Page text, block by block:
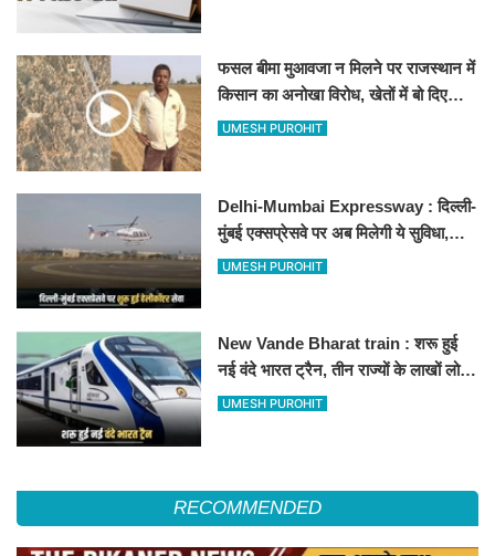
फसल बीमा मुआवजा न मिलने पर राजस्थान में
किसान का अनोखा विरोध, खेतों में बो दिए
500-500 रुपए के नोट, वीडियो वायरल
UMESH PUROHIT
Delhi-Mumbai Expressway : दिल्ली-
मुंबई एक्सप्रेसवे पर अब मिलेगी ये सुविधा,
हेलीकॉप्टर सर्विस से तुरंत घायल पहुंचेगा
UMESH PUROHIT
New Vande Bharat train : शरू हुई
नई वंदे भारत ट्रैन, तीन राज्यों के लाखों लोगों
का सफर होगा आसान, देखें पूरा रूटमैप
UMESH PUROHIT
RECOMMENDED